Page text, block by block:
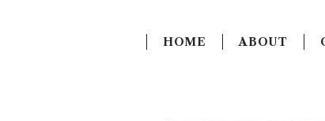
HOME ABOUT